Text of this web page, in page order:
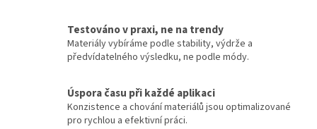
Testováno v praxi, ne na trendy
Materiály vybíráme podle stability, výdrže a
předvídatelného výsledku, ne podle módy.
Úspora času při každé aplikaci
Konzistence a chování materiálů jsou optimalizované
pro rychlou a efektivní práci.